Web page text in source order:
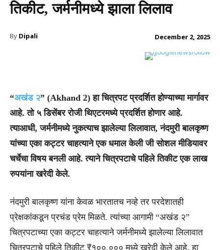
तिकीट, जर्मनीमध्ये झाला लिलाव
By Dipali December 2, 2025
“अखंड २” (Akhand 2) हा चित्रपट प्रदर्शित होण्याच्या मार्गावर
आहे. तो ५ डिसेंबर रोजी थिएटरमध्ये प्रदर्शित होणार आहे.
त्याआधी, जर्मनीमध्ये नुकत्याच झालेल्या लिलावात, नंदमुरी बालकृष्ण
यांच्या एका कट्टर चाहत्याने एक धमाल केली जी सोशल मीडियावर
चर्चेचा विषय बनली आहे. त्याने चित्रपटाचे पहिले तिकीट एक लाख
रुपयांना खरेदी केले.
नंदमुरी बालकृष्ण यांना केवळ भारतातच नव्हे तर परदेशातही
प्रेक्षकांकडून प्रचंड प्रेम मिळते. त्यांच्या आगामी “अखंड २”
चित्रपटाच्या एका कट्टर चाहत्याने जर्मनीमध्ये झालेल्या लिलावात
चित्रपटाचे पहिले तिकीट ₹१००,००० मध्ये खरेदी केले आहे. हा